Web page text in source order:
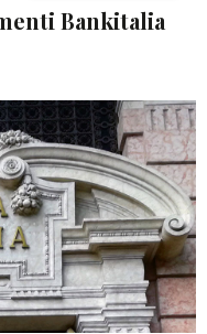
Bankitalia